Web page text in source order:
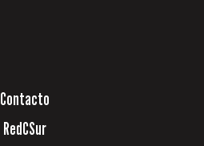
Contacto
RedCSur